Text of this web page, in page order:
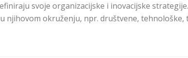
svoje organizacijske i inovacijske
njihovom okruženju, npr. društvene,